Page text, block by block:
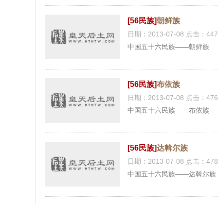
[56民族]朝鲜族
日期：2013-07-08 点击：
中国五十六民族——朝鲜族
[56民族]布依族
日期：2013-07-08 点击：
中国五十六民族——布依族
[56民族]达斡尔族
日期：2013-07-08 点击：
中国五十六民族——达斡尔族